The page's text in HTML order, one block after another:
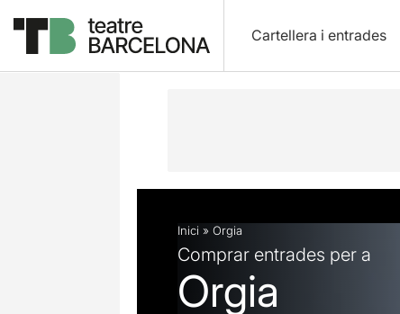
Cartellera i entrades
Descripció Fitxa artística Fotos i
Inici » Orgia
Comprar entrades per a
Orgia